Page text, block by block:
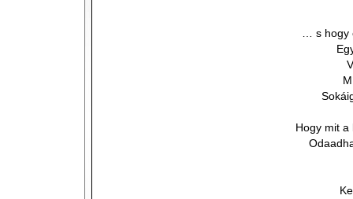
… s hogy
Hogy mit a